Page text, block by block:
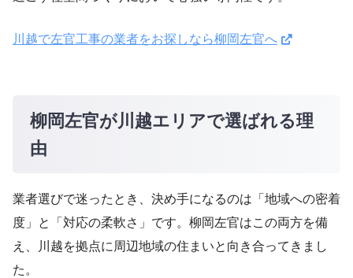
川越で左官工事の業者をお探しなら柳岡左官へ
柳岡左官が川越エリアで選ばれる理
由
業者選びで迷ったとき、決め手になるのは「地域への密着
度」と「対応の柔軟さ」です。柳岡左官はこの両方を備
え、川越を拠点に周辺地域の住まいと向き合ってきまし
た。